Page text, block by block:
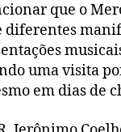
que o
diferentes
uma visita
em dias de